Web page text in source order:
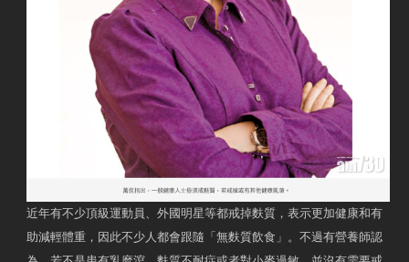
近年有不少頂級運動員、外國明星等都戒掉麩質，表示更加健康和有
助減輕體重，因此不少人都會跟隨「無麩質飲食」。不過有營養師認